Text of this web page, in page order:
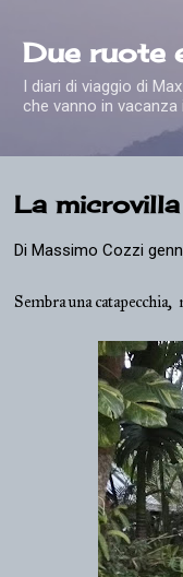
Due ruote
I diari di viaggio di
che vanno in
La microvilla
Di Massimo Cozzi
Sembra una